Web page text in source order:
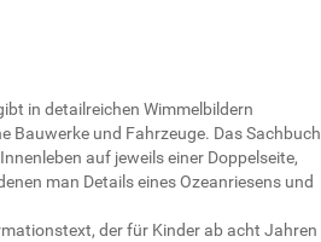
in detailreichen Wimmelbildern
Bauwerke und Fahrzeuge. Das Sachbuch
auf jeweils einer Doppelseite,
man Details eines Ozeanriesens und
der für Kinder ab acht Jahren